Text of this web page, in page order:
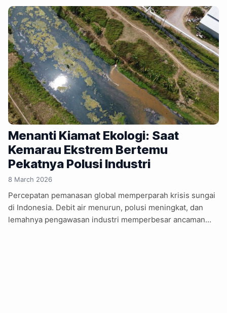
Menanti Kiamat Ekologi: Saat
Kemarau Ekstrem Bertemu
Pekatnya Polusi Industri
8 March 2026
Percepatan pemanasan global memperparah krisis sungai
di Indonesia. Debit air menurun, polusi meningkat, dan
lemahnya pengawasan industri memperbesar ancaman